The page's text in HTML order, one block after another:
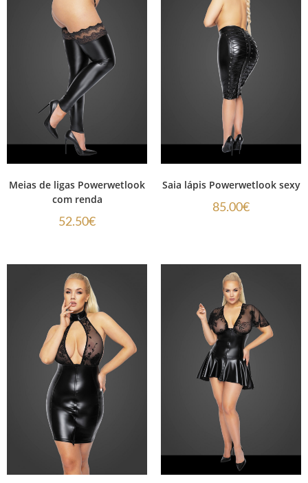
Meias de ligas Powerwetlook
com renda
52.50€
Saia lápis Powerwetlook sexy
85.00€